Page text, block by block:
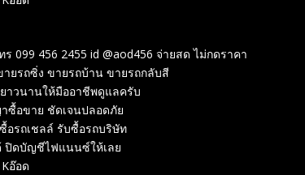
ร 099 456 2455 id @aod456 จ่ายสด ไม่กดราคา
ยรถซิ่ง ขายรถบ้าน ขายรถกลับสี
าวนานให้มืออาชีพดูแลครับ
อขาย ชัดเจนปลอดภัย
อรถเชลล์ รับซื้อรถบริษัท
ปิดบัญชีไฟแนนซ์ให้เลย
อ๊อด